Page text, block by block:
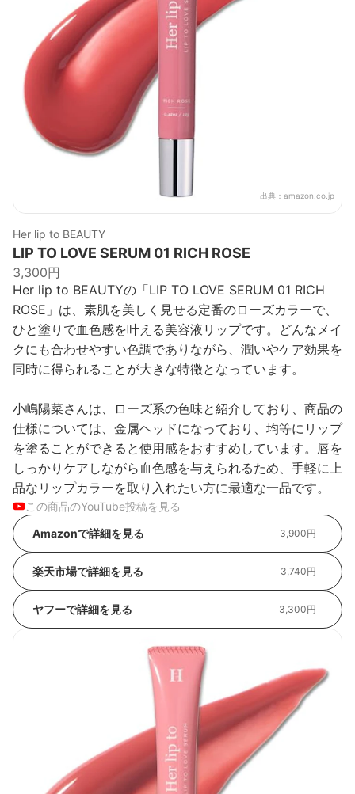
出典： amazon.co.jp
Her lip to BEAUTY
LIP TO LOVE SERUM 01 RICH ROSE
3,300円
Her lip to BEAUTYの「LIP TO LOVE SERUM 01 RICH
ROSE」は、素肌を美しく見せる定番のローズカラーで、
ひと塗りで血色感を叶える美容液リップです。どんなメイ
クにも合わせやすい色調でありながら、潤いやケア効果を
同時に得られることが大きな特徴となっています。
小嶋陽菜さんは、ローズ系の色味と紹介しており、商品の
仕様については、金属ヘッドになっており、均等にリップ
を塗ることができると使用感をおすすめしています。唇を
しっかりケアしながら血色感を与えられるため、手軽に上
品なリップカラーを取り入れたい方に最適な一品です。
この商品のYouTube投稿を見る
Amazonで詳細を見る 3,900円
楽天市場で詳細を見る 3,740円
ヤフーで詳細を見る 3,300円